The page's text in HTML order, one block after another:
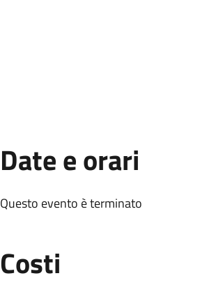
Date e orari
Questo evento è terminato
Costi